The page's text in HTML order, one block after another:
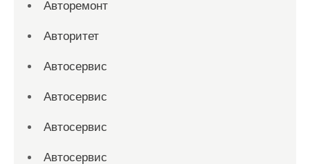
Авторемонт
Авторитет
Автосервис
Автосервис
Автосервис
Автосервис